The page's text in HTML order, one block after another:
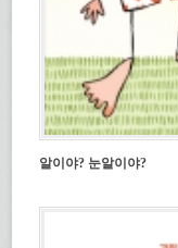
알이야? 눈알이야?